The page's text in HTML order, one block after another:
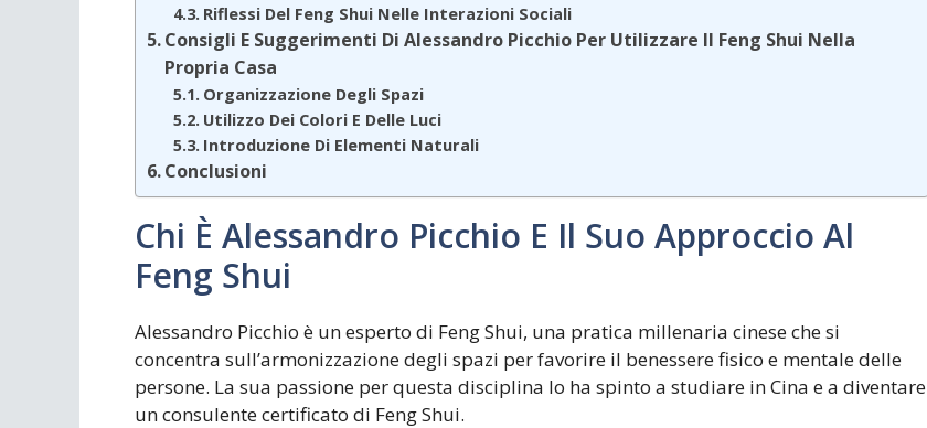
Riflessi Del Feng Shui Nelle Interazioni Sociali
Consigli E Suggerimenti Di Alessandro Picchio Per Utilizzare Il Feng Shui Nella
Propria Casa
Organizzazione Degli Spazi
Utilizzo Dei Colori E Delle Luci
Introduzione Di Elementi Naturali
Conclusioni
Chi È Alessandro Picchio E Il Suo Approccio Al
Feng Shui
Alessandro Picchio è un esperto di Feng Shui, una pratica millenaria cinese che si
concentra sull’armonizzazione degli spazi per favorire il benessere fisico e mentale delle
persone. La sua passione per questa disciplina lo ha spinto a studiare in Cina e a diventare
un consulente certificato di Feng Shui.